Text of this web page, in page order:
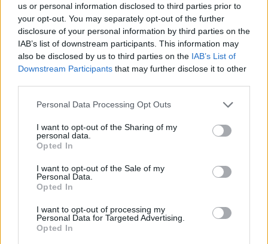
us or personal information disclosed to third parties prior to
your opt-out. You may separately opt-out of the further
disclosure of your personal information by third parties on the
IAB’s list of downstream participants. This information may
also be disclosed by us to third parties on the IAB’s List of
Downstream Participants that may further disclose it to other
Please note that this website/app uses one or more Google
not limited to your visit or usage behaviour. You may click to
grant or deny consent to Google and its third-party tags to
use your data for below specified purposes in below Google
consent section.
Personal Data Processing Opt Outs
I want to opt-out of the Sharing of my
personal data.
Opted In
I want to opt-out of the Sale of my
Personal Data.
Opted In
I want to opt-out of processing my
Personal Data for Targeted Advertising.
Opted In
A mindenki által jól ismert történet népszerű dalai
Dolhai Attila, Vágó Bernadett, Vágó Zsuzsi,
Janza Kata, Szabó P. Szilveszter, Brasch Bence,
Kerényi Miklós Máté, Földes Tamás, Szomor
György, Nádasi Veronika, Csuha Lajos, György-
Rózsa Sándor, Szentmártoni Norman, Csengeri
Ottília, Kádár SzabolcsésSzerényi László
előadásában, látványos díszletek közt, a Budapesti
Operettszínházban is megszokott kiváló hangzással
csendültek fel a Főnix Csarnokban a délutáni és az
esti előadáson egyaránt.